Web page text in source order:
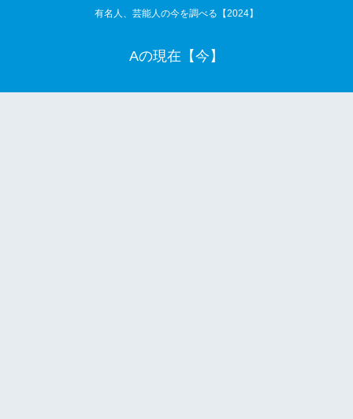
有名人、芸能人の今を調べる【2024】
Aの現在【今】